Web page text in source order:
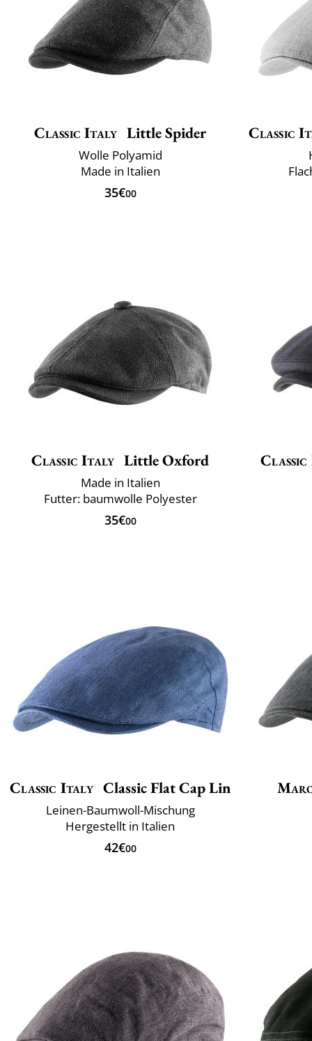
Classic Italy Little Spider
Wolle Polyamid
Made in Italien
35€00
Classic
Classic Italy Little Oxford
Made in Italien
Futter: baumwolle Polyester
35€00
Classic Italy Classic Flat Cap Lin
Leinen-Baumwoll-Mischung
Hergestellt in Italien
42€00